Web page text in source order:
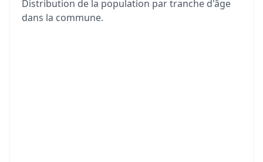
Distribution de la population par tranche d'âge
dans la commune.